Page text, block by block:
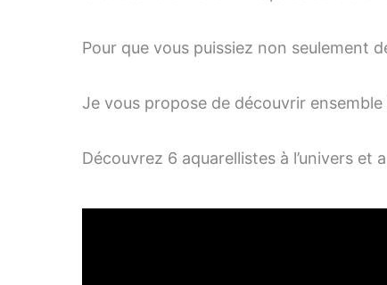
Pour que vous puissiez non seulement
Je vous propose de découvrir
Découvrez 6 aquarellistes à l’univers et